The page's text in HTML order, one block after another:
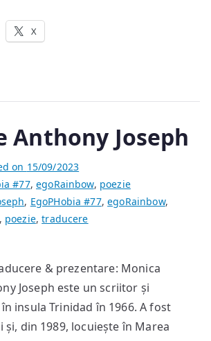
X
Anthony Joseph
on 15/09/2023
#77,egoRainbow, poezie
, EgoPHobia #77,egoRainbow,
, poezie,traducere
& prezentare: Monica
Joseph este un scriitor și
insula Trinidad în 1966. A fost
și, din 1989, locuiește în Marea